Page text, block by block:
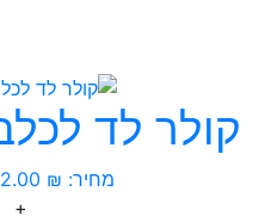
קולר לד
מחיר: ₪
+